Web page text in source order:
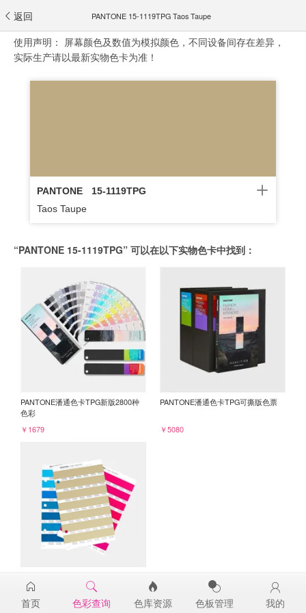
返回 PANTONE 15-1119TPG Taos Taupe
使用声明： 屏幕颜色及数值为模拟颜色，不同设备间存在差异，
实际生产请以最新实物色卡为准！
PANTONE
15-1119TPG
Taos Taupe
“PANTONE 15-1119TPG” 可以在以下实物色卡中找到：
PANTONE潘通色卡TPG新版2800种
色彩
￥1679
PANTONE潘通色卡TPG可撕版色票
￥5080
15-1119TPG
￥98
首页 色彩查询 色库资源 色板管理 我的